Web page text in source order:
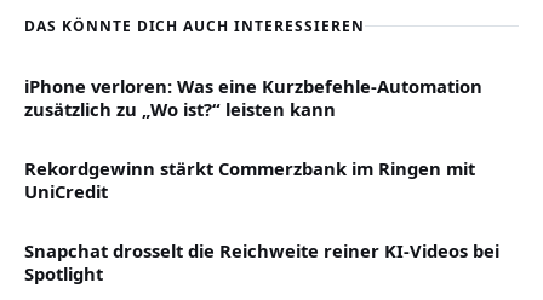
DAS KÖNNTE DICH AUCH INTERESSIEREN
iPhone verloren: Was eine Kurzbefehle-Automation
zusätzlich zu „Wo ist?“ leisten kann
Rekordgewinn stärkt Commerzbank im Ringen mit
UniCredit
Snapchat drosselt die Reichweite reiner KI-Videos bei
Spotlight